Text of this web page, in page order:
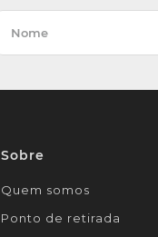
Sobre
Quem somos
Ponto de retirada